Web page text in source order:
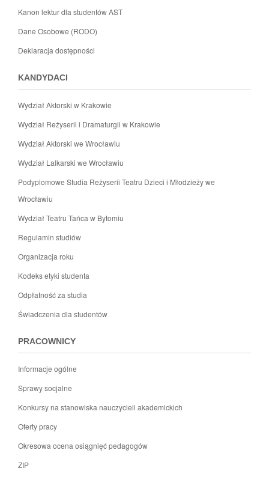
Kanon lektur dla studentów AST
Dane Osobowe (RODO)
Deklaracja dostępności
KANDYDACI
Wydział Aktorski w Krakowie
Wydział Reżyserii i Dramaturgii w Krakowie
Wydział Aktorski we Wrocławiu
Wydział Lalkarski we Wrocławiu
Podyplomowe Studia Reżyserii Teatru Dzieci i Młodzieży we
Wrocławiu
Wydział Teatru Tańca w Bytomiu
Regulamin studiów
Organizacja roku
Kodeks etyki studenta
Odpłatność za studia
Świadczenia dla studentów
PRACOWNICY
Informacje ogólne
Sprawy socjalne
Konkursy na stanowiska nauczycieli akademickich
Oferty pracy
Okresowa ocena osiągnięć pedagogów
ZIP